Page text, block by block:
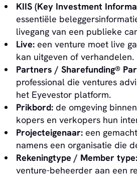
KIIS (Key Investment
essentiële
livegang van een publieke
Live: een venture moet live
kan uitgeven of verhandelen.
Partners / Sharefunding®
professional die ventures
het Eyevestor platform.
Prikbord: de omgeving
kopers en verkopers hun
Projecteigenaar: een
namens een organisatie die
Rekeningtype / Member type:
venture-beheerder aan een